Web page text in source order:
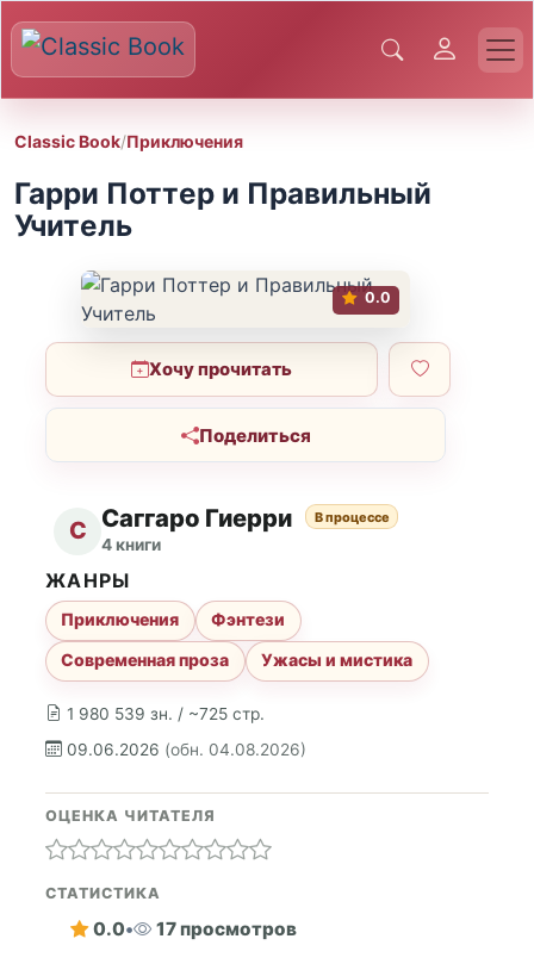
Classic Book/Приключения
Гарри Поттер и Правильный
Учитель
0.0
Хочу прочитать
Поделиться
С Саггаро Гиерри
4 книги
В процессе
1 980 539 зн. / ~725 стр.
09.06.2026 (обн. 04.08.2026)
ЖАНРЫ
Приключения
Фэнтези
Современная проза
Ужасы и мистика
ОЦЕНКА ЧИТАТЕЛЯ
СТАТИСТИКА
0.0• 17 просмотров